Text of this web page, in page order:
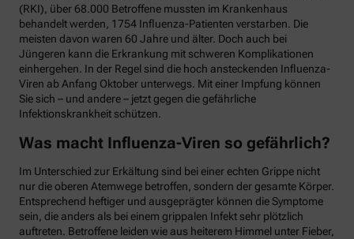
(RKI), über 68.000 Betroffene mussten im Krankenhaus
behandelt werden, 1754 Influenza-Patienten verstarben. Die
meisten davon waren 60 Jahre und älter. Doch auch bei
Jüngeren kann die Erkrankung mit schweren Komplikationen
einhergehen. In der Regel sind die hoch ansteckenden Influenza-
Viren ab Anfang Oktober unterwegs. Mit einer Impfung können
Sie sich – und andere – jetzt gegen die gefährliche
Infektionskrankheit schützen.
Was macht Influenza-Viren so gefährlich?
Im Unterschied zur Erkältung sind bei einer echten Grippe nicht
nur die oberen Atemwege betroffen, sondern der gesamte Körper.
Entsprechend heftiger und ausgeprägter können die Symptome
sein, die anders als bei einem grippalen Infekt sehr plötzlich
auftreten. Betroffene leiden wie aus heiterem Himmel unter Fieber,